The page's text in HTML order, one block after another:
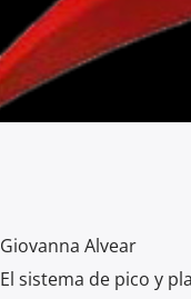
Giovanna Alvear
El sistema de pico y